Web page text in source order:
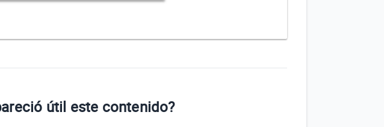
útil este contenido?